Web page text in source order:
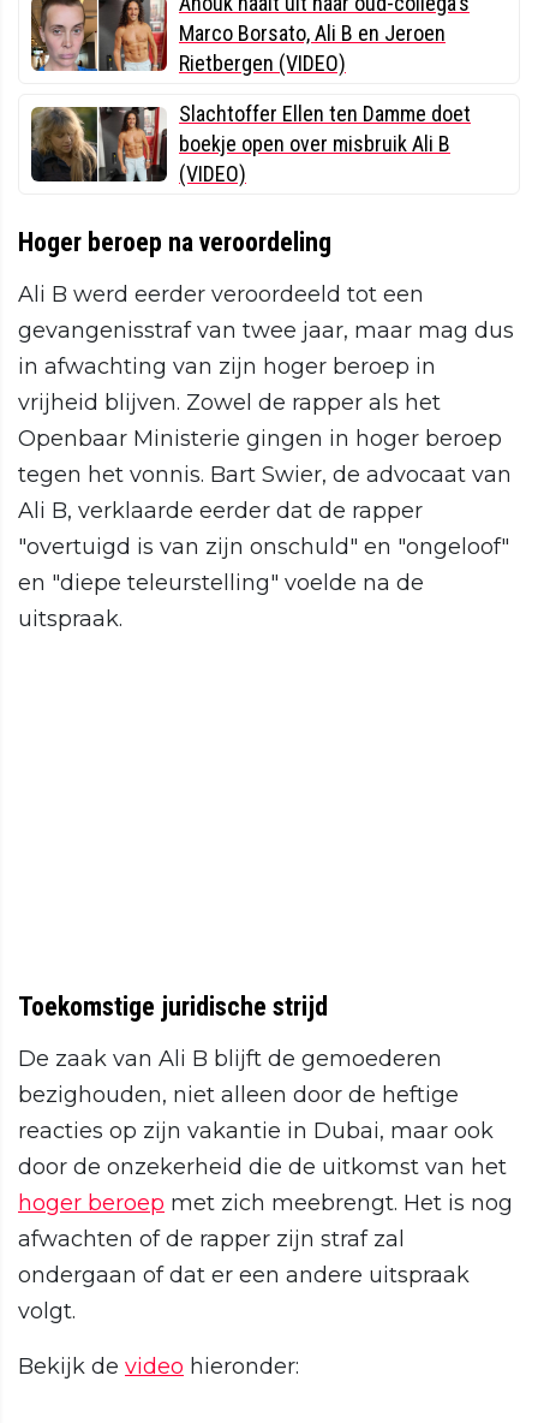
Marco Borsato, Ali B en Jeroen
Rietbergen (VIDEO)
Slachtoffer Ellen ten Damme doet
boekje open over misbruik Ali B
(VIDEO)
Hoger beroep na veroordeling
Ali B werd eerder veroordeeld tot een
gevangenisstraf van twee jaar, maar mag dus
in afwachting van zijn hoger beroep in
vrijheid blijven. Zowel de rapper als het
Openbaar Ministerie gingen in hoger beroep
tegen het vonnis. Bart Swier, de advocaat van
Ali B, verklaarde eerder dat de rapper
"overtuigd is van zijn onschuld" en "ongeloof"
en "diepe teleurstelling" voelde na de
uitspraak.
Toekomstige juridische strijd
De zaak van Ali B blijft de gemoederen
bezighouden, niet alleen door de heftige
reacties op zijn vakantie in Dubai, maar ook
door de onzekerheid die de uitkomst van het
hoger beroep met zich meebrengt. Het is nog
afwachten of de rapper zijn straf zal
ondergaan of dat er een andere uitspraak
volgt.
Bekijk de video hieronder: